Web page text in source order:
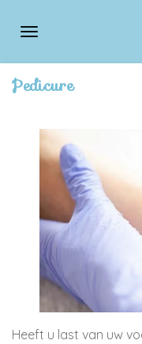
direct
de
hoofdinhoud
Pedicure
Heeft u last van uw